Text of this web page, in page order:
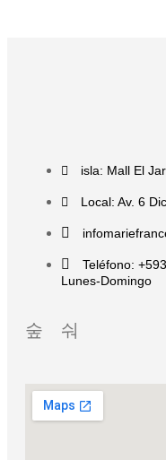
isla: Mall El
Local: Av. 6
Teléfono:
Lunes-Domingo